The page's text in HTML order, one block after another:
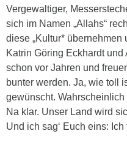
Vergewaltiger,
sich im Namen „Allahs“
diese „Kultur*
Katrin Göring Eckhardt
schon vor Jahren und
bunter werden. Ja, wie toll
gewünscht.
Na klar. Unser Land wird
Und ich sag‘ Euch eins: Ich